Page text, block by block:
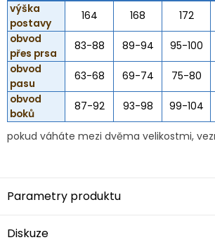
výška
postavy
164 168 172
obvod
přes prsa
83-88 89-94 95-100
obvod
pasu
63-68 69-74 75-80
obvod
boků
87-92 93-98 99-104
pokud váháte mezi dvěma velikostmi,
Parametry produktu
Diskuze